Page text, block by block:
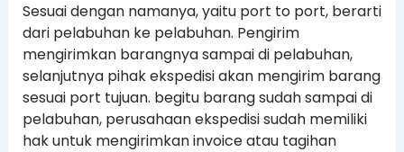
Sesuai dengan namanya, yaitu port to port, berarti
dari pelabuhan ke pelabuhan. Pengirim
mengirimkan barangnya sampai di pelabuhan,
selanjutnya pihak ekspedisi akan mengirim barang
sesuai port tujuan. begitu barang sudah sampai di
pelabuhan, perusahaan ekspedisi sudah memiliki
hak untuk mengirimkan invoice atau tagihan